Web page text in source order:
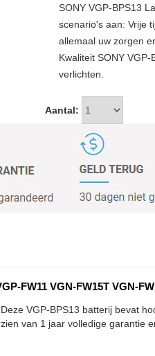
SONY VGP-BPS13
scenario's aan: Vrije
allemaal uw zorgen
Kwaliteit SONY
verlichten.
Aantal:
FW11 VGN-FW15T VGN-
VGP-BPS13 batterij bevat
van 1 jaar volledige garantie